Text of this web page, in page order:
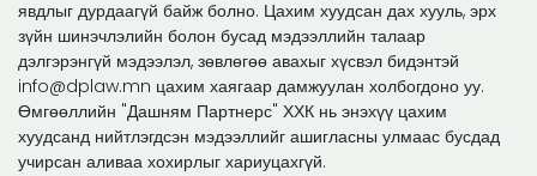
явдлыг дурдаагүй байж болно. Цахим хуудсан дах хууль, эрх
зүйн шинэчлэлийн болон бусад мэдээллийн талаар
дэлгэрэнгүй мэдээлэл, зөвлөгөө авахыг хүсвэл бидэнтэй
info@dplaw.mn цахим хаягаар дамжуулан холбогдоно уу.
Өмгөөллийн "Дашням Партнерс" ХХК нь энэхүү цахим
хуудсанд нийтлэгдсэн мэдээллийг ашигласны улмаас бусдад
учирсан аливаа хохирлыг хариуцахгүй.